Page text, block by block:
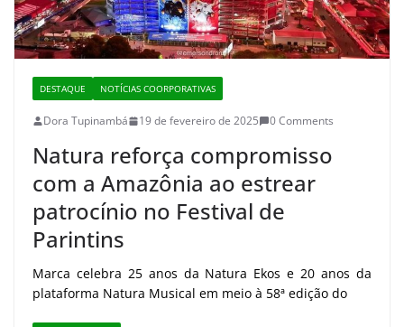
DESTAQUE NOTÍCIAS COORPORATIVAS
Dora Tupinambá 19 de fevereiro de 2025 0 Comments
Natura reforça compromisso
com a Amazônia ao estrear
patrocínio no Festival de
Parintins
Marca celebra 25 anos da Natura Ekos e 20 anos da
plataforma Natura Musical em meio à 58ª edição do